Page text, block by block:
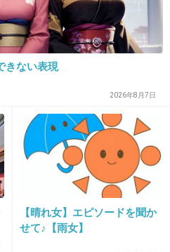
なくてびっくり
なが元カノだから華奢
-28
構いるけど本当にお揃
きない表現
2026年8月7日
【晴れ女】エピソードを聞か
せて♪【雨女】